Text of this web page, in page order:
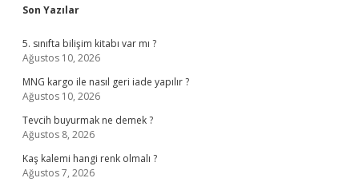
Sidebar
Son Yazılar
5. sınıfta bilişim kitabı var mı ?
Ağustos 10, 2026
MNG kargo ile nasıl geri iade yapılır ?
Ağustos 10, 2026
Tevcih buyurmak ne demek ?
Ağustos 8, 2026
Kaş kalemi hangi renk olmalı ?
Ağustos 7, 2026